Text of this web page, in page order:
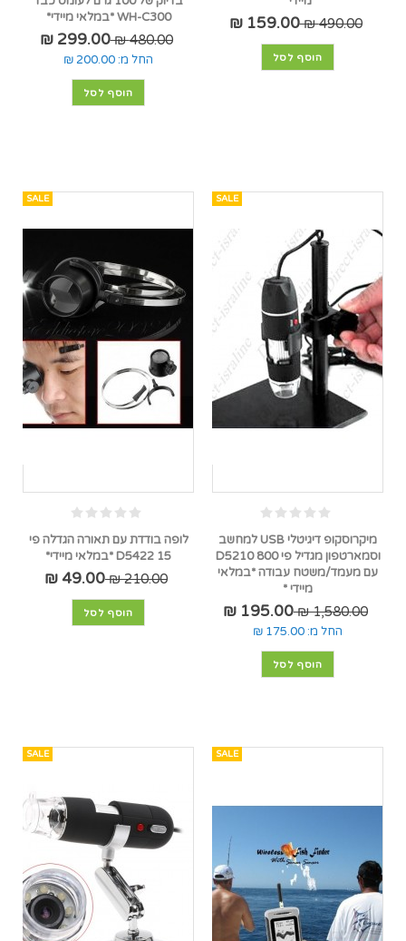
490.00 ₪
159.00 ₪
הוסף לסל
WH-C300 *במלאי מיידי*
480.00 ₪
299.00 ₪
החל מ: 200.00 ₪
הוסף לסל
SALE
מיקרוסקופ דיגיטלי USB למחשב
וסמארטפון מגדיל פי 800 D5210
עם מעמד/משטח עבודה *במלאי
מיידי *
1,580.00 ₪
195.00 ₪
החל מ: 175.00 ₪
הוסף לסל
SALE
לופה בודדת עם תאורה הגדלה פי
15 D5422 *במלאי מיידי*
210.00 ₪
49.00 ₪
הוסף לסל
SALE
SALE